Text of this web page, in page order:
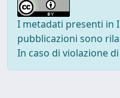
I metadati presenti in
pubblicazioni sono
In caso di violazione